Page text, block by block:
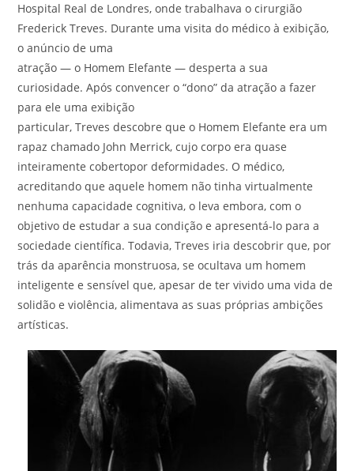
Hospital Real de Londres, onde trabalhava o cirurgião
Frederick Treves. Durante uma visita do médico à exibição,
o anúncio de uma
atração — o Homem Elefante — desperta a sua
curiosidade. Após convencer o “dono” da atração a fazer
para ele uma exibição
particular, Treves descobre que o Homem Elefante era um
rapaz chamado John Merrick, cujo corpo era quase
inteiramente cobertopor deformidades. O médico,
acreditando que aquele homem não tinha virtualmente
nenhuma capacidade cognitiva, o leva embora, com o
objetivo de estudar a sua condição e apresentá-lo para a
sociedade científica. Todavia, Treves iria descobrir que, por
trás da aparência monstruosa, se ocultava um homem
inteligente e sensível que, apesar de ter vivido uma vida de
solidão e violência, alimentava as suas próprias ambições
artísticas.